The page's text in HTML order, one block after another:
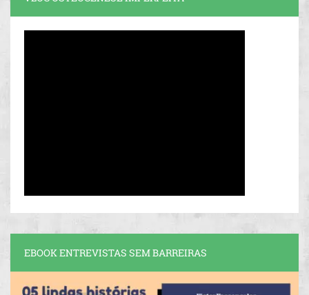
EBOOK ENTREVISTAS SEM BARREIRAS